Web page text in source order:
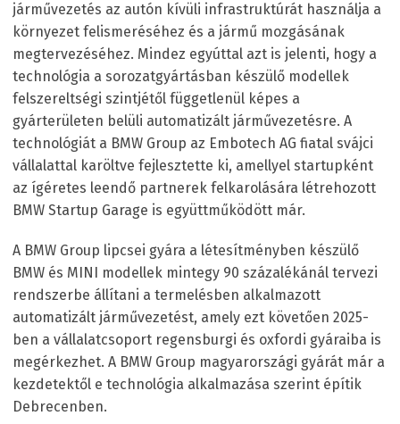
járművezetés az autón kívüli infrastruktúrát használja a
környezet felismeréséhez és a jármű mozgásának
megtervezéséhez. Mindez egyúttal azt is jelenti, hogy a
technológia a sorozatgyártásban készülő modellek
felszereltségi szintjétől függetlenül képes a
gyárterületen belüli automatizált járművezetésre. A
technológiát a BMW Group az Embotech AG fiatal svájci
vállalattal karöltve fejlesztette ki, amellyel startupként
az ígéretes leendő partnerek felkarolására létrehozott
BMW Startup Garage is együttműködött már.
A BMW Group lipcsei gyára a létesítményben készülő
BMW és MINI modellek mintegy 90 százalékánál tervezi
rendszerbe állítani a termelésben alkalmazott
automatizált járművezetést, amely ezt követően 2025-
ben a vállalatcsoport regensburgi és oxfordi gyáraiba is
megérkezhet. A BMW Group magyarországi gyárát már a
kezdetektől e technológia alkalmazása szerint építik
Debrecenben.